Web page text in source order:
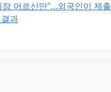
장 어르신만”…외국인이 제
과